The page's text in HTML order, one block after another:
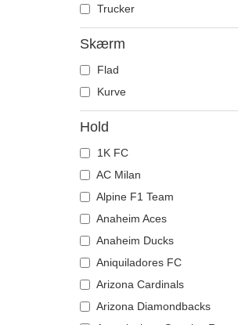
Måge
Mus
Myre
Næsehorn
Okse
Rottweiler
Siamesisk kampfisk
Famous
Game of Thrones
Gru, min yndlingsskurk
Haj
Harry Potter
Kung Fu Panda
Looney Tunes
Lucky Luke
Motor
Musik
My Hero Academia
Naruto
NASA
Trucker
Skærm
Flad
Kurve
Hold
1K FC
AC Milan
Alpine F1 Team
Anaheim Aces
Anaheim Ducks
Aniquiladores FC
Arizona Cardinals
Arizona Diamondbacks